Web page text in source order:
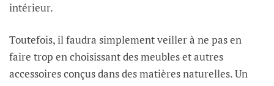
intérieur.
Toutefois, il faudra simplement veiller à ne pas en
faire trop en choisissant des meubles et autres
accessoires conçus dans des matières naturelles. Un